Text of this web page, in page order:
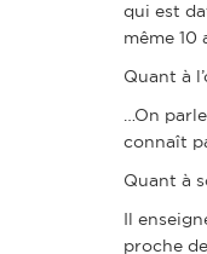
qui est
même 10
Quant à
…On
connaît
Quant à
Il
proche